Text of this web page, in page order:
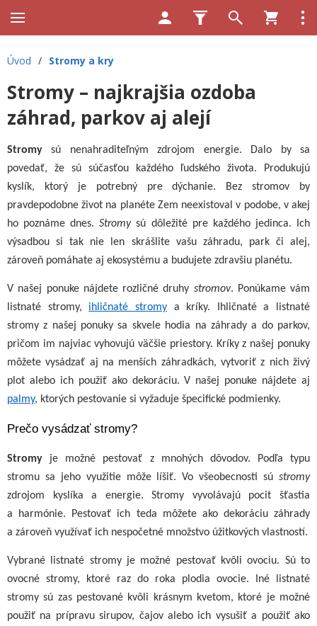
Úvod / Stromy a kry
Stromy – najkrajšia ozdoba
záhrad, parkov aj alejí
Stromy sú nenahraditeľným zdrojom energie. Dalo by sa
povedať, že sú súčasťou každého ľudského života. Produkujú
kyslík, ktorý je potrebný pre dýchanie. Bez stromov by
pravdepodobne život na planéte Zem neexistoval v podobe, v akej
ho poznáme dnes.Stromysú dôležité pre každého jedinca. Ich
výsadbou si tak nie len skrášlite vašu záhradu, park či alej,
zároveň pomáhate aj ekosystému a budujete zdravšiu planétu.
V našej ponuke nájdete rozličné druhy stromov. Ponúkame vám
listnaté stromy, ihličnaté stromya kríky. Ihličnaté a listnaté
stromy z našej ponuky sa skvele hodia na záhrady a do parkov,
pričom im najviac vyhovujú väčšie priestory. Kríky z našej ponuky
môžete vysádzať aj na menších záhradkách, vytvoriť z nich živý
plot alebo ich použiť ako dekoráciu. V našej ponuke nájdete aj
palmy, ktorých pestovanie si vyžaduje špecifické podmienky.
Prečo vysádzať stromy?
Stromy je možné pestovať z mnohých dôvodov. Podľa typu
stromu sa jeho využitie môže líšiť. Vo všeobecnosti sú stromy
zdrojom kyslíka a energie. Stromy vyvolávajú pocit šťastia
a harmónie. Pestovať ich teda môžete ako dekoráciu záhrady
a zároveň využívať ich nespočetné množstvo úžitkových vlastností.
Vybrané listnaté stromy je možné pestovať kvôli ovociu. Sú to
ovocné stromy, ktoré raz do roka plodia ovocie. Iné listnaté
stromy sú zas pestované kvôli krásnym kvetom, ktoré je možné
použiť na prípravu sirupov, čajov alebo ich vysušiť a použiť ako